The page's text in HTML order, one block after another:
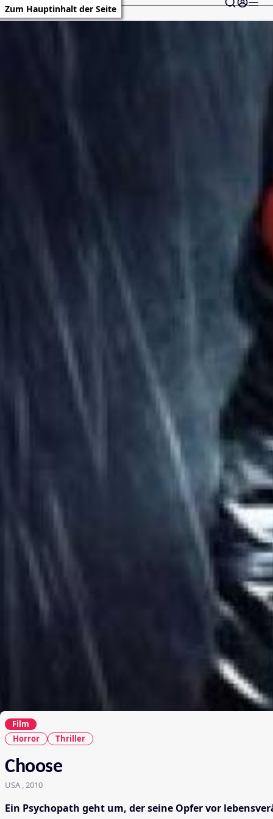
Zum Hauptinhalt der Seite
Film
Horror
Thriller
Choose
USA , 2010
Ein Psychopath geht um, der seine Opfer vor